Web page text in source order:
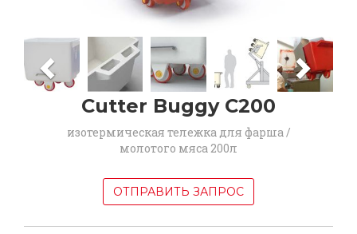
Previous Next
Cutter Buggy C200
изотермическая тележка для фарша /
молотого мяса 200л
ОТПРАВИТЬ ЗАПРОС